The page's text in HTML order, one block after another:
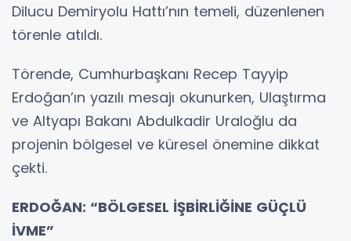
Dilucu Demiryolu Hattı’nın temeli, düzenlenen
törenle atıldı.
Törende, Cumhurbaşkanı Recep Tayyip
Erdoğan’ın yazılı mesajı okunurken, Ulaştırma
ve Altyapı Bakanı Abdulkadir Uraloğlu da
projenin bölgesel ve küresel önemine dikkat
çekti.
ERDOĞAN: “BÖLGESEL İŞBİRLİĞİNE GÜÇLÜ
İVME”